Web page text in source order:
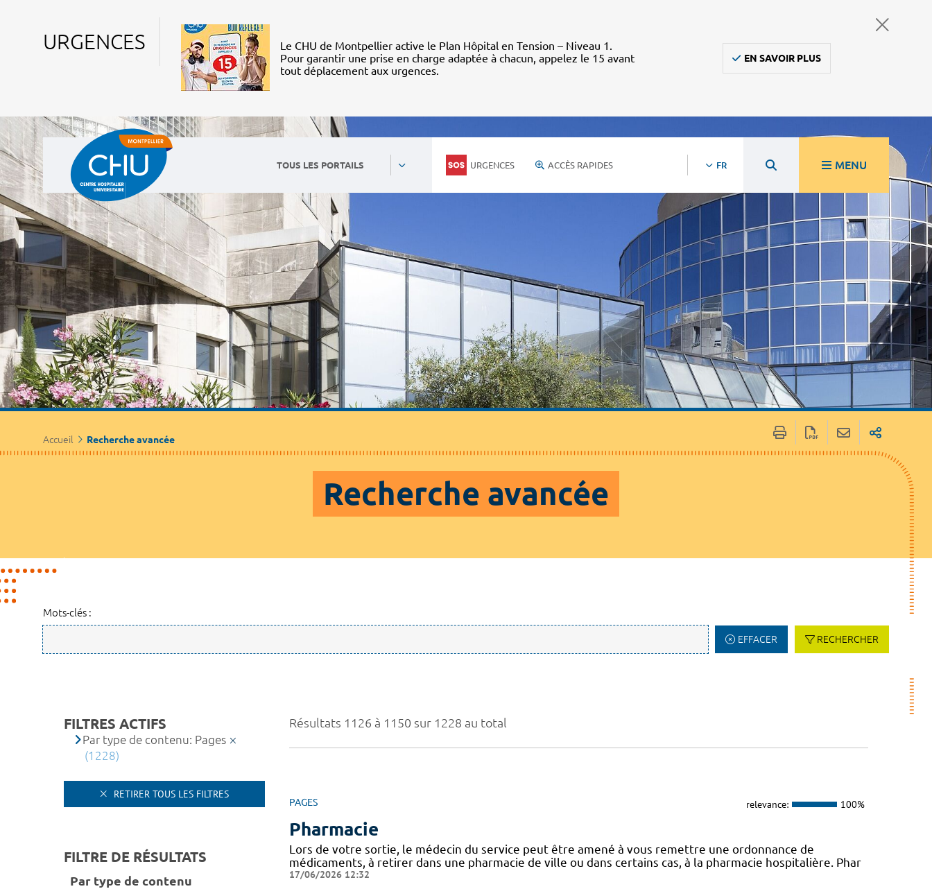
URGENCES
Le CHU de Montpellier active le Plan Hôpital en Tension – Niveau 1.
Pour garantir une prise en charge adaptée à chacun, appelez le 15 avant
tout déplacement aux urgences.
EN SAVOIR PLUS
TOUS LES PORTAILS URGENCES ACCÈS RAPIDES FR MENU
Accueil Recherche avancée
Recherche avancée
Mots-clés :
EFFACER RECHERCHER
Résultats 1126 à 1150 sur 1228 au total
PAGES relevance: 100%
Pharmacie
Lors de votre sortie, le médecin du service peut être amené à vous remettre une ordonnance de
médicaments, à retirer dans une pharmacie de ville ou dans certains cas, à la pharmacie hospitalière. Phar
17/06/2026 12:32
FILTRES ACTIFS
Par type de contenu: Pages
(1228)
RETIRER TOUS LES FILTRES
FILTRE DE RÉSULTATS
Par type de contenu